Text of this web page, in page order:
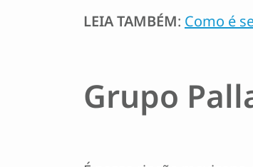
LEIA TAMBÉM: Como é
Grupo